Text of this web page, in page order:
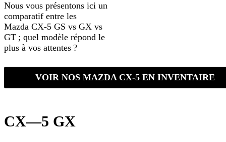
Nous vous présentons ici un
comparatif entre les
Mazda CX-5 GS vs GX vs
GT ; quel modèle répond le
plus à vos attentes ?
VOIR NOS MAZDA CX-5 EN INVENTAIRE
CX—5 GX